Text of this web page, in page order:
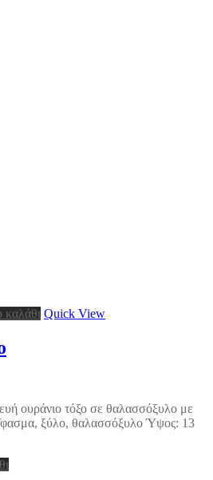
Quick View
ουράνιο τόξο σε θαλασσόξυλο με
ξύλο, θαλασσόξυλο Ύψος: 13